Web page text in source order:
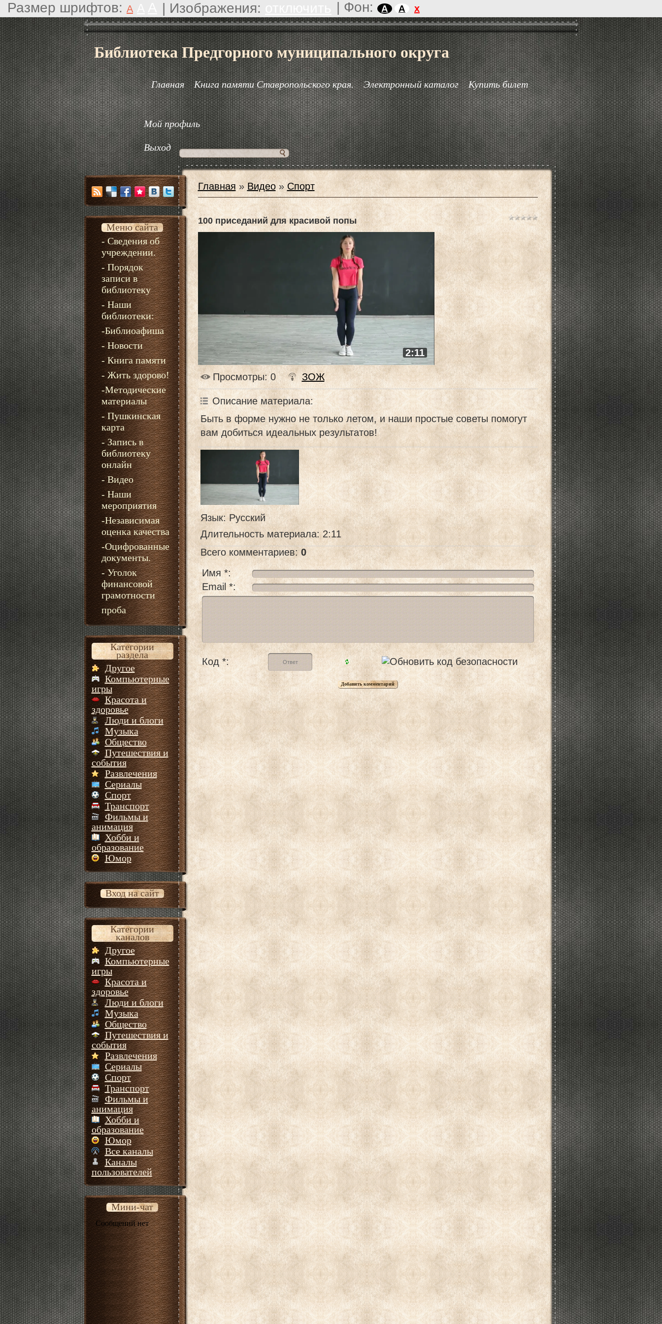
Размер шрифтов: A | Изображения: | Фон: A A x
Библиотека Предгорного муниципального округа
Главная Книга памяти Ставропольского края. Электронный каталог Купить билет
Мой профиль
Выход
Меню сайта
- Сведения об
учреждении.
- Порядок
записи в
библиотеку
- Наши
библиотеки:
-Библиоафиша
- Новости
- Книга памяти
- Жить здорово!
-Методические
материалы
- Пушкинская
карта
- Запись в
библиотеку
онлайн
- Видео
- Наши
мероприятия
-Независимая
оценка качества
-Оцифрованные
документы.
- Уголок
финансовой
грамотности
проба
Категории
раздела
Другое
Компьютерные
игры
Красота и
здоровье
Люди и блоги
Музыка
Общество
Путешествия и
события
Развлечения
Сериалы
Спорт
Транспорт
Фильмы и
анимация
Хобби и
образование
Юмор
Вход на сайт
Категории
каналов
Другое
Компьютерные
игры
Красота и
здоровье
Люди и блоги
Музыка
Общество
Путешествия и
события
Развлечения
Сериалы
Спорт
Транспорт
Фильмы и
анимация
Хобби и
образование
Юмор
Все каналы
Каналы
пользователей
Мини-чат
Главная »Видео» Спорт
100 приседаний для красивой попы
2:11
Просмотры: 0 ЗОЖ
Описание материала:
Быть в форме нужно не только летом, и наши простые советы помогут
вам добиться идеальных результатов!
Язык: Русский
Длительность материала: 2:11
Всего комментариев: 0
Имя *:
Email *:
Код *: